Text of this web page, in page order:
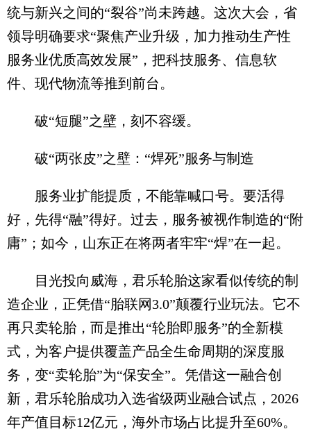
统与新兴之间的“裂谷”尚未跨越。这次大会，省
领导明确要求“聚焦产业升级，加力推动生产性
服务业优质高效发展”，把科技服务、信息软
件、现代物流等推到前台。
破“短腿”之壁，刻不容缓。
破“两张皮”之壁：“焊死”服务与制造
服务业扩能提质，不能靠喊口号。要活得
好，先得“融”得好。过去，服务被视作制造的“附
庸”；如今，山东正在将两者牢牢“焊”在一起。
目光投向威海，君乐轮胎这家看似传统的制
造企业，正凭借“胎联网3.0”颠覆行业玩法。它不
再只卖轮胎，而是推出“轮胎即服务”的全新模
式，为客户提供覆盖产品全生命周期的深度服
务，变“卖轮胎”为“保安全”。凭借这一融合创
新，君乐轮胎成功入选省级两业融合试点，2026
年产值目标12亿元，海外市场占比提升至60%。